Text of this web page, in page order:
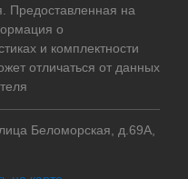
Предоставленная на
о
и комплектности
отличаться от данных
Беломорская, д.69А,